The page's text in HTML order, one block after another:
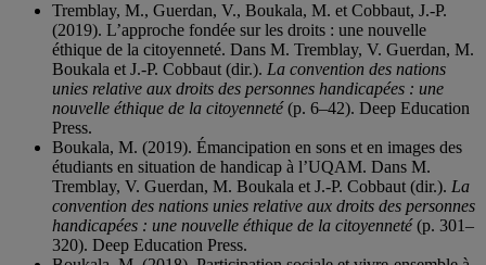
Tremblay, M., Guerdan, V., Boukala, M. et Cobbaut, J.-P.
(2019). L’approche fondée sur les droits : une nouvelle
éthique de la citoyenneté. Dans M. Tremblay, V. Guerdan, M.
Boukala et J.-P. Cobbaut (dir.). La convention des nations
unies relative aux droits des personnes handicapées : une
nouvelle éthique de la citoyenneté(p. 6–42). Deep Education
Press.
Boukala, M. (2019). Émancipation en sons et en images des
étudiants en situation de handicap à l’UQAM. Dans M.
Tremblay, V. Guerdan, M. Boukala et J.-P. Cobbaut (dir.). La
convention des nations unies relative aux droits des personnes
handicapées : une nouvelle éthique de la citoyenneté(p. 301–
320). Deep Education Press.